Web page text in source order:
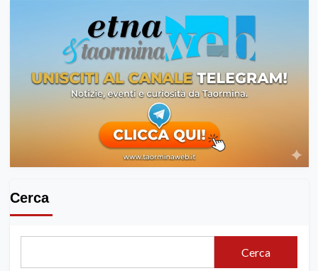
PROPOSTE
DELLE
DONNE
DEL
VINO
CAMERA
CINELLI
Cerca
Cerca